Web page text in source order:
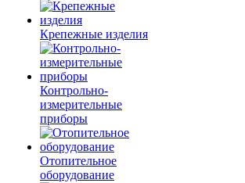
Крепежные изделия
Контрольно-
измерительные
приборы
Отопительное
оборудование